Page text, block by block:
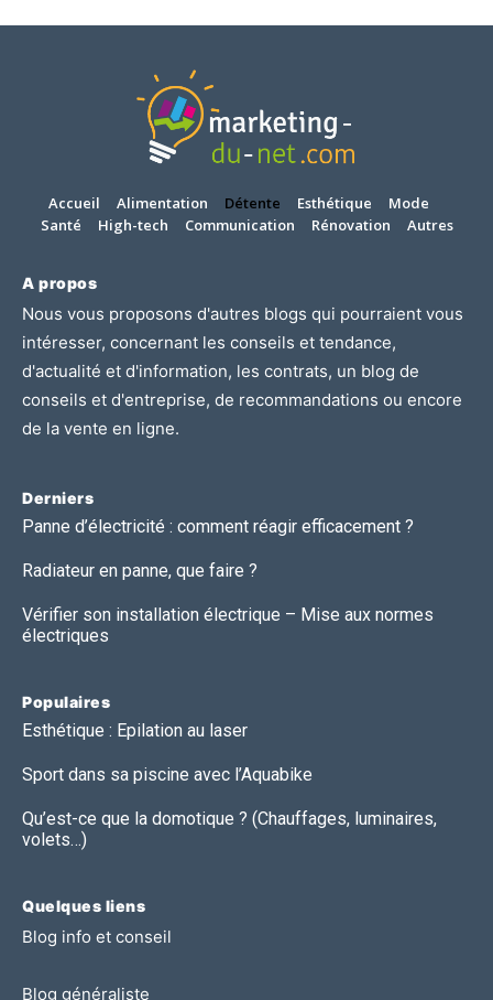
Accueil Alimentation Détente Esthétique
Mode
Santé
High-tech Communication Rénovation Autres
A propos
Nous vous proposons d'autres blogs qui pourraient vous
intéresser, concernant les conseils et tendance,
d'actualité et d'information, les contrats, un blog de
conseils et d'entreprise, de recommandations ou encore
de la vente en ligne.
Derniers
Panne d’électricité : comment réagir efficacement ?
Radiateur en panne, que faire ?
Vérifier son installation électrique – Mise aux normes
électriques
Populaires
Esthétique : Epilation au laser
Sport dans sa piscine avec l’Aquabike
Qu’est-ce que la domotique ? (Chauffages, luminaires,
volets…)
Quelques liens
Blog info et conseil
Blog généraliste